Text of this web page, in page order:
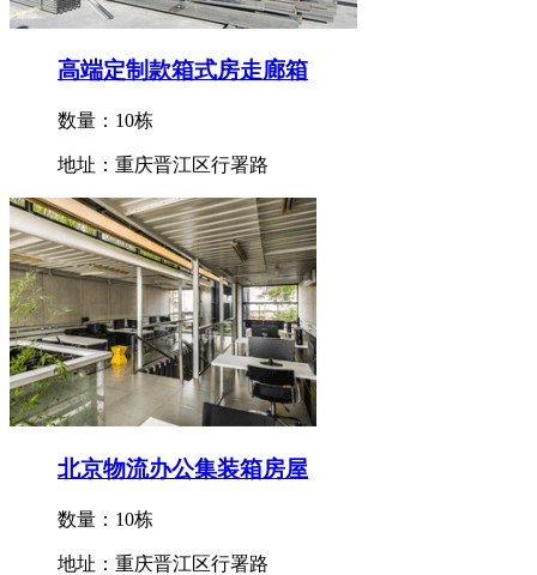
高端定制款箱式房走廊箱
数量：10栋
地址：重庆晋江区行署路
北京物流办公集装箱房屋
数量：10栋
地址：重庆晋江区行署路